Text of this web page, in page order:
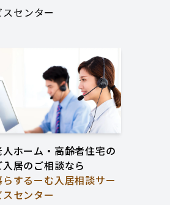
センター
人ホーム・高齢者住宅の
入居のご相談なら
らするーむ入居相談サー
スセンター